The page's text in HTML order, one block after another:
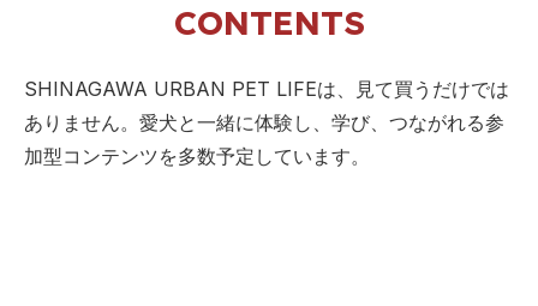
CONTENTS
SHINAGAWA URBAN PET LIFEは、見て買うだけでは
ありません。愛犬と一緒に体験し、学び、つながれる参
加型コンテンツを多数予定しています。